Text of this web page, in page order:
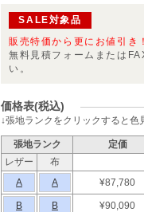
SALE対象品
販売特価から更にお値引き！
無料見積フォームまたは
い。
価格表(税込)
↓張地ランクをクリックすると色
張地ランク 定価
レザー
布
A
A ¥87,780
B B ¥90,090